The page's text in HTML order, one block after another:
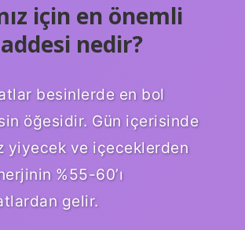
için en önemli
nedir?
besinlerde en bol
öğesidir. Gün içerisinde
yiyecek ve içeceklerden
%55-60’ı
gelir.